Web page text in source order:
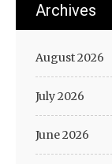
Archives
August 2026
July 2026
June 2026